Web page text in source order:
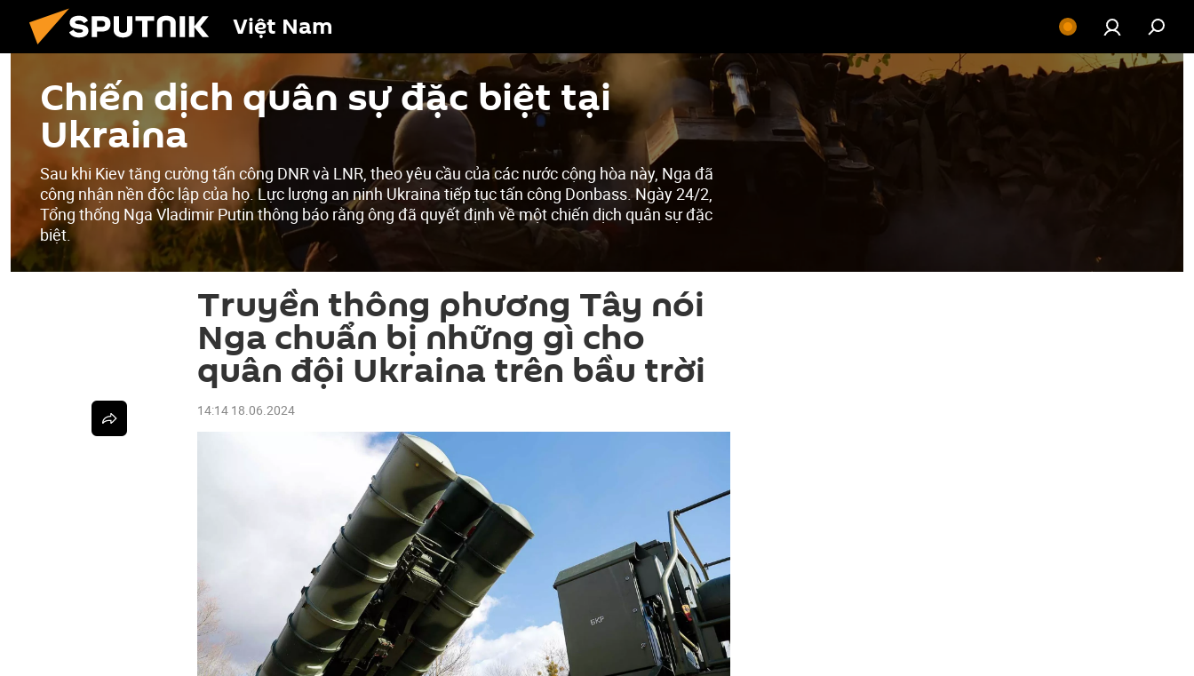
Việt Nam
Chiến dịch quân sự đặc biệt tại
Ukraina
Sau khi Kiev tăng cường tấn công DNR và LNR, theo yêu cầu của các nước cộng hòa này, Nga đã
công nhận nền độc lập của họ. Lực lượng an ninh Ukraina tiếp tục tấn công Donbass. Ngày 24/2,
Tổng thống Nga Vladimir Putin thông báo rằng ông đã quyết định về một chiến dịch quân sự đặc
biệt.
Truyền thông phương Tây nói
Nga chuẩn bị những gì cho
quân đội Ukraina trên bầu trời
14:14 18.06.2024